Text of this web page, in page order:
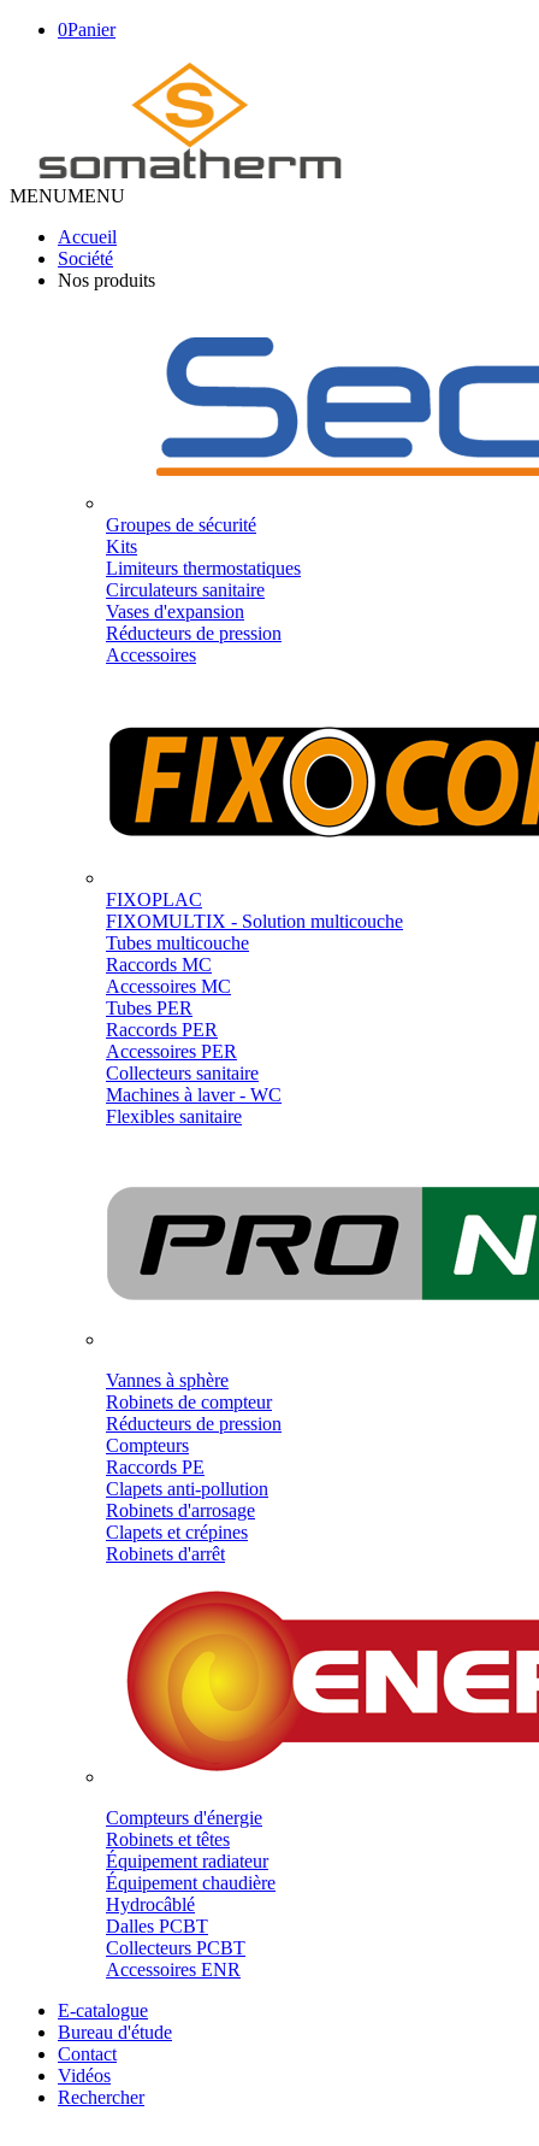
0Panier
MENUMENU
Accueil
Société
Nos produits
Groupes de sécurité
Kits
Limiteurs thermostatiques
Circulateurs sanitaire
Vases d'expansion
Réducteurs de pression
Accessoires
FIXOPLAC
FIXOMULTIX - Solution multicouche
Tubes multicouche
Raccords MC
Accessoires MC
Tubes PER
Raccords PER
Accessoires PER
Collecteurs sanitaire
Machines à laver - WC
Flexibles sanitaire
Vannes à sphère
Robinets de compteur
Réducteurs de pression
Compteurs
Raccords PE
Clapets anti-pollution
Robinets d'arrosage
Clapets et crépines
Robinets d'arrêt
Compteurs d'énergie
Robinets et têtes
Équipement radiateur
Équipement chaudière
Hydrocâblé
Dalles PCBT
Collecteurs PCBT
Accessoires ENR
E-catalogue
Bureau d'étude
Contact
Vidéos
Rechercher